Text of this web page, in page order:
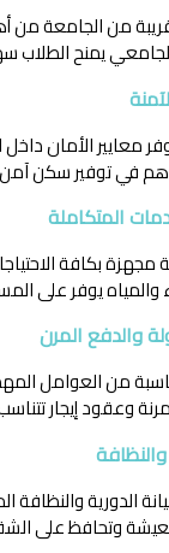
من الجامعة من
يمنح الطلاب
معايير الأمان
في توفير سكن آمن
المتكاملة
بكافة
يوفر على
والدفع المرن
من العوامل
وعقود إيجار
الدورية
وتحافظ على